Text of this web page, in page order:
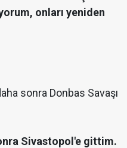
onları yeniden
sonra Donbas Savaşı
Sivastopol'e gittim.